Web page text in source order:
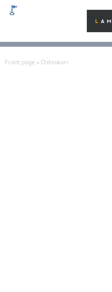
Front page » Ostoskori